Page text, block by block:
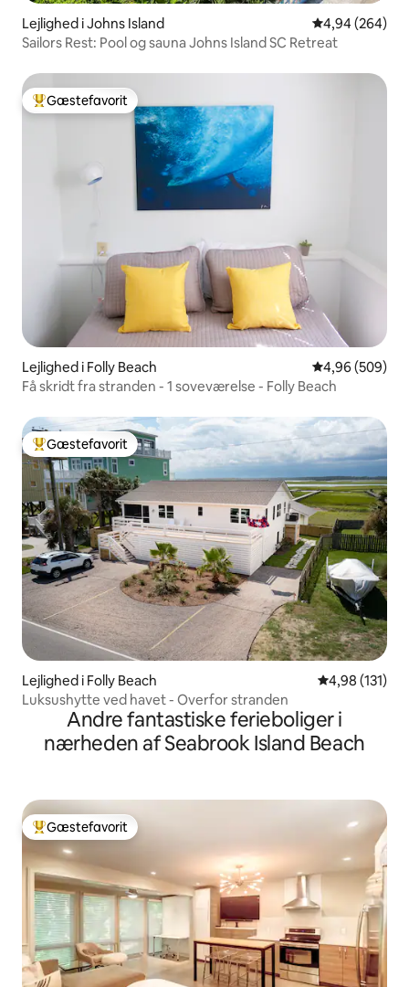
Lejlighed i Johns Island 4,94 ud af 5 i
4,94 (264)
Sailors Rest: Pool og sauna Johns Island SC Retreat
Bedste gæstefavorit
Gæstefavorit
Lejlighed i Folly Beach 4,96 ud af 5 i
4,96 (509)
Få skridt fra stranden - 1 soveværelse - Folly Beach
Bedste gæstefavorit
Gæstefavorit
Lejlighed i Folly Beach 4,98 ud af 5 i
4,98 (131)
Luksushytte ved havet - Overfor stranden
Andre fantastiske ferieboliger i
nærheden af Seabrook Island Beach
Bedste gæstefavorit
Gæstefavorit